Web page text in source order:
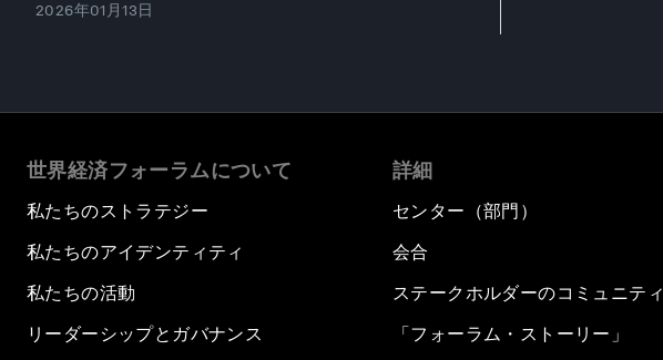
2026年01月13日
世界経済フォーラムについて
私たちのストラテジー
私たちのアイデンティティ
私たちの活動
リーダーシップとガバナンス
詳細
センター（部門）
会合
ステークホルダーのコミュニティ
「フォーラム・ストーリー」